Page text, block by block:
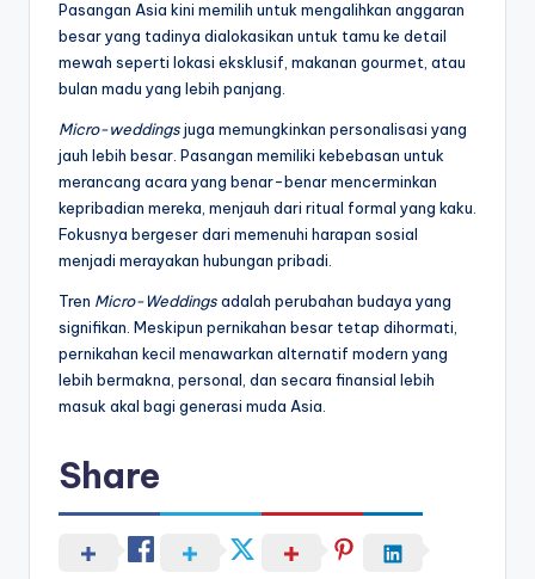
Pasangan Asia kini memilih untuk mengalihkan anggaran
besar yang tadinya dialokasikan untuk tamu ke detail
mewah seperti lokasi eksklusif, makanan gourmet, atau
bulan madu yang lebih panjang.
Micro-weddingsjuga memungkinkan personalisasi yang
jauh lebih besar. Pasangan memiliki kebebasan untuk
merancang acara yang benar-benar mencerminkan
kepribadian mereka, menjauh dari ritual formal yang kaku.
Fokusnya bergeser dari memenuhi harapan sosial
menjadi merayakan hubungan pribadi.
Tren Micro-Weddingsadalah perubahan budaya yang
signifikan. Meskipun pernikahan besar tetap dihormati,
pernikahan kecil menawarkan alternatif modern yang
lebih bermakna, personal, dan secara finansial lebih
masuk akal bagi generasi muda Asia.
Share